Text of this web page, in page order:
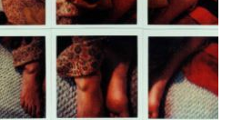
19 ноября
автохром,
к 180-летию
фотографии. Экспозиция
музеев Франции,
являются